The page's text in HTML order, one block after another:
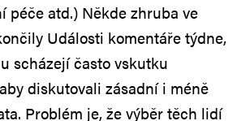
péče atd.) Někde zhruba ve
Události komentáře týdne,
scházejí často vskutku
diskutovali zásadní i méně
Problém je, že výběr těch lidí